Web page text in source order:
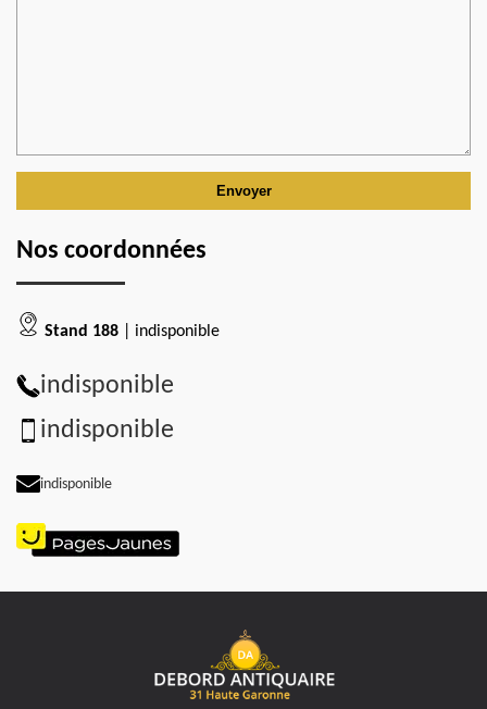
Nos coordonnées
Stand 188 | indisponible
indisponible
indisponible
indisponible